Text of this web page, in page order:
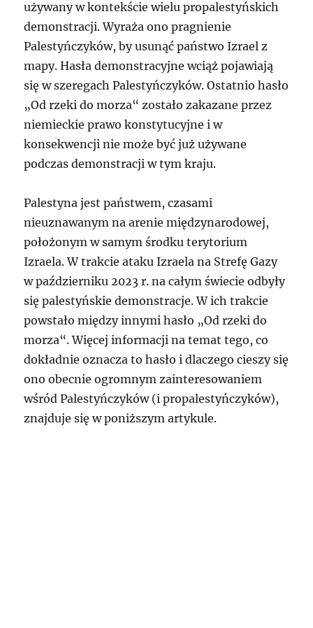
używany w kontekście wielu propalestyńskich
demonstracji. Wyraża ono pragnienie
Palestyńczyków, by usunąć państwo Izrael z
mapy. Hasła demonstracyjne wciąż pojawiają
się w szeregach Palestyńczyków. Ostatnio hasło
„Od rzeki do morza“ zostało zakazane przez
niemieckie prawo konstytucyjne i w
konsekwencji nie może być już używane
podczas demonstracji w tym kraju.
Palestyna jest państwem, czasami
nieuznawanym na arenie międzynarodowej,
położonym w samym środku terytorium
Izraela. W trakcie ataku Izraela na Strefę Gazy
w październiku 2023 r. na całym świecie odbyły
się palestyńskie demonstracje. W ich trakcie
powstało między innymi hasło „Od rzeki do
morza“. Więcej informacji na temat tego, co
dokładnie oznacza to hasło i dlaczego cieszy się
ono obecnie ogromnym zainteresowaniem
wśród Palestyńczyków (i propalestyńczyków),
znajduje się w poniższym artykule.